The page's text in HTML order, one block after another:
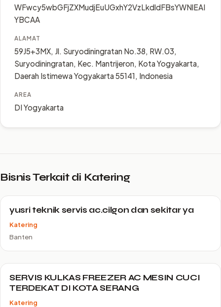
WFwcy5wbGFjZXMudjEuUGxhY2VzLkdldFBsYWNlEAI
YBCAA
ALAMAT
59J5+3MX, Jl. Suryodiningratan No.38, RW.03,
Suryodiningratan, Kec. Mantrijeron, Kota Yogyakarta,
Daerah Istimewa Yogyakarta 55141, Indonesia
AREA
DI Yogyakarta
Bisnis Terkait di Katering
yusri teknik servis ac.cilgon dan sekitar ya
Katering
Banten
SERVIS KULKAS FREEZER AC MESIN CUCI
TERDEKAT DI KOTA SERANG
Katering